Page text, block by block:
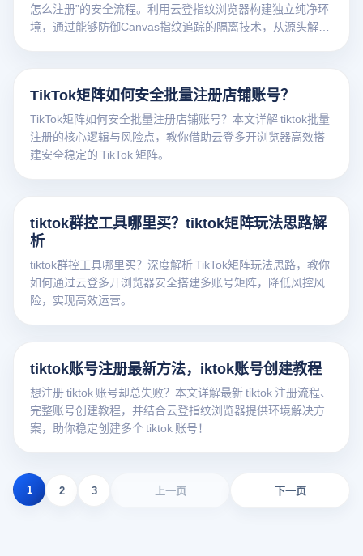
怎么注册”的安全流程。利用云登指纹浏览器构建独立纯净环
境，通过能够防御Canvas指纹追踪的隔离技术，从源头解决
TikTok矩阵如何安全批量注册店铺账号？
TikTok矩阵如何安全批量注册店铺账号？本文详解 tiktok批量
注册的核心逻辑与风险点，教你借助云登多开浏览器高效搭
建安全稳定的 TikTok 矩阵。
tiktok群控工具哪里买？tiktok矩阵玩法思路解
析
tiktok群控工具哪里买？深度解析 TikTok矩阵玩法思路，教你
如何通过云登多开浏览器安全搭建多账号矩阵，降低风控风
险，实现高效运营。
tiktok账号注册最新方法，iktok账号创建教程
想注册 tiktok 账号却总失败？本文详解最新 tiktok 注册流程、
完整账号创建教程，并结合云登指纹浏览器提供环境解决方
案，助你稳定创建多个 tiktok 账号！
上一页
1 2 3 下一页